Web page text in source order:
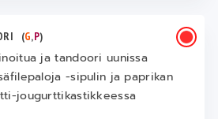
(G,P)
ja tandoori uunissa
-sipulin ja paprikan
jougurttikastikkeessa